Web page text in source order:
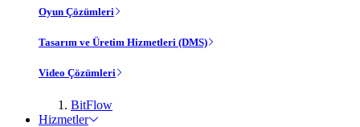
Oyun Çözümleri
Tasarım ve Üretim Hizmetleri (DMS)
Video Çözümleri
BitFlow
Hizmetler